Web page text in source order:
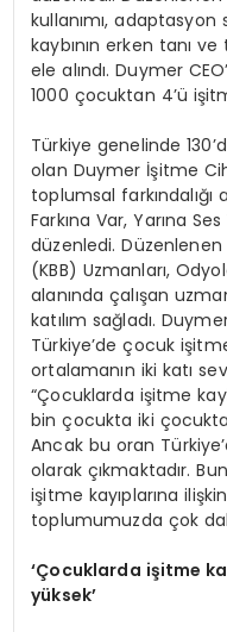
kullanımı,
kaybının erken tanı
ele alındı. Duymer
1000 çocuktan 4’ü
Türkiye genelinde
olan Duymer İşitme
toplumsal farkındalığı
Farkına Var, Yarına
düzenledi.
(KBB) Uzmanları,
alanında çalışan
katılım sağladı.
Türkiye’de çocuk
ortalamanın iki katı
“Çocuklarda işitme
bin çocukta iki çocukta
Ancak bu oran
olarak çıkmaktadır.
işitme kayıplarına
toplumumuzda çok
‘Çocuklarda işitme
yüksek’